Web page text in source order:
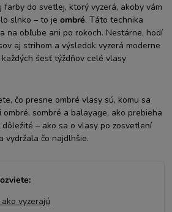
farby do svetlej, ktorý vyzerá, akoby vám
slnko – to je ombré. Táto technika
na obľube ani po rokoch. Nestárne, hodí
aj strihom a výsledok vyzerá moderne
šesť týždňov celé vlasy
čo presne ombré vlasy sú, komu sa
ombré, sombré a balayage, ako prebieha
– ako sa o vlasy po zosvetlení
vydržala čo najdlhšie.
vyzerajú